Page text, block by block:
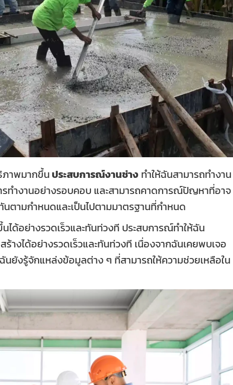
ภาพมากขึ้น ประสบการณ์งานช่าง ทำให้ฉันสามารถทำงาน
ทำงานอย่างรอบคอบ และสามารถคาดการณ์ปัญหาที่อาจ
ตามกำหนดและเป็นไปตามมาตรฐานที่กำหนด
ได้อย่างรวดเร็วและทันท่วงที ประสบการณ์ทำให้ฉัน
างได้อย่างรวดเร็วและทันท่วงที เนื่องจากฉันเคยพบเจอ
ยังรู้จักแหล่งข้อมูลต่าง ๆ ที่สามารถให้ความช่วยเหลือใน